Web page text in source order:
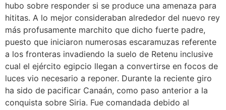
hubo sobre responder si se produce una amenaza para
hititas. A lo mejor consideraban alrededor del nuevo rey
más profusamente marchito que dicho fuerte padre,
puesto que iniciaron numerosas escaramuzas referente
a los fronteras invadiendo la suelo de Retenu inclusive
cual el ejército egipcio llegan a convertirse en focos de
luces vio necesario a reponer. Durante la reciente giro
ha sido de pacificar Canaán, como paso anterior a la
conquista sobre Siria. Fue comandada debido al